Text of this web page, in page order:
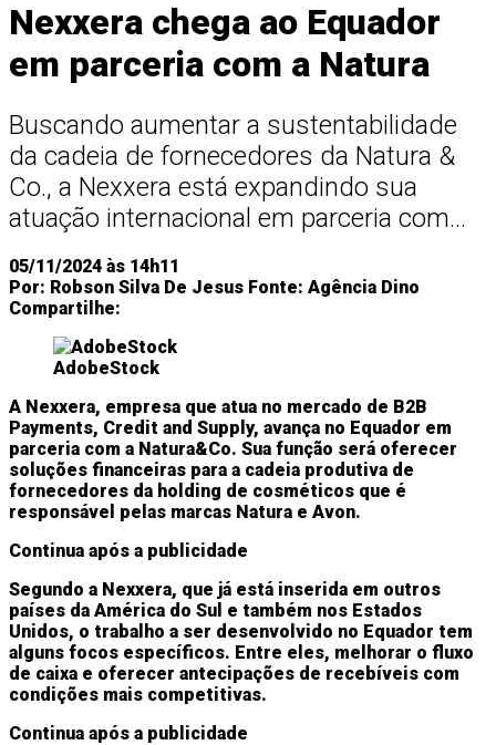
Nexxera chega ao Equador
em parceria com a Natura
Buscando aumentar a sustentabilidade
da cadeia de fornecedores da Natura &
Co., a Nexxera está expandindo sua
atuação internacional em parceria com...
05/11/2024 às 14h11
Por: Robson Silva De Jesus Fonte: Agência Dino
Compartilhe:
AdobeStock
A Nexxera, empresa que atua no mercado de B2B
Payments, Credit and Supply, avança no Equador em
parceria com a Natura&Co. Sua função será oferecer
soluções financeiras para a cadeia produtiva de
fornecedores da holding de cosméticos que é
responsável pelas marcas Natura e Avon.
Continua após a publicidade
Segundo a Nexxera, que já está inserida em outros
países da América do Sul e também nos Estados
Unidos, o trabalho a ser desenvolvido no Equador tem
alguns focos específicos. Entre eles, melhorar o fluxo
de caixa e oferecer antecipações de recebíveis com
condições mais competitivas.
Continua após a publicidade